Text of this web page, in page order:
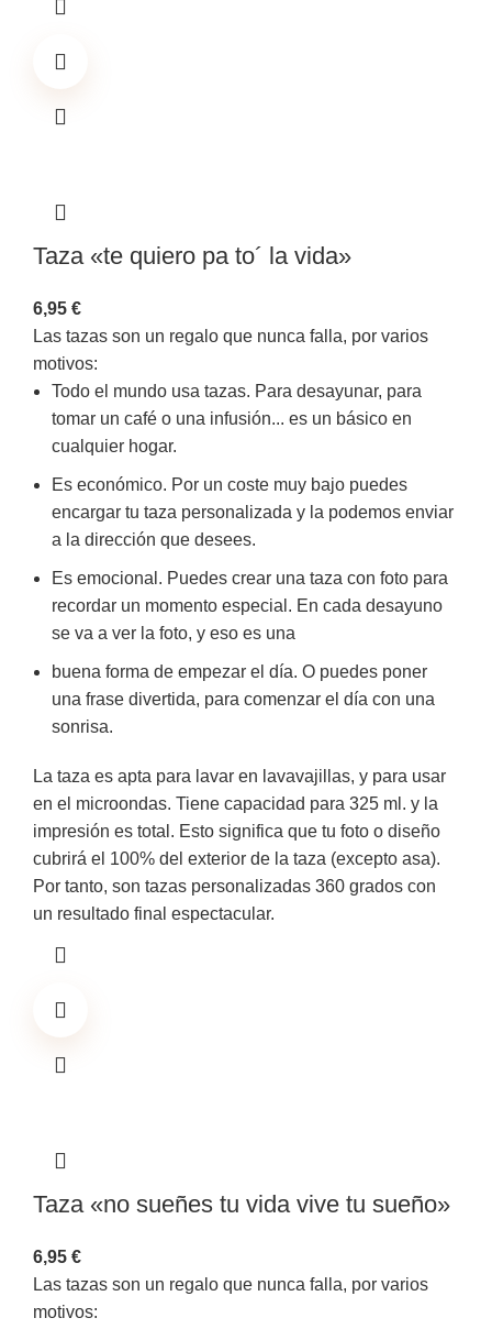
Taza «te quiero pa to´ la vida»
6,95 €
Las tazas son un regalo que nunca falla, por varios
motivos:
Todo el mundo usa tazas. Para desayunar, para
tomar un café o una infusión... es un básico en
cualquier hogar.
Es económico. Por un coste muy bajo puedes
encargar tu taza personalizada y la podemos enviar
a la dirección que desees.
Es emocional. Puedes crear una taza con foto para
recordar un momento especial. En cada desayuno
se va a ver la foto, y eso es una
buena forma de empezar el día. O puedes poner
una frase divertida, para comenzar el día con una
sonrisa.
La taza es apta para lavar en lavavajillas, y para usar
en el microondas. Tiene capacidad para 325 ml. y la
impresión es total. Esto significa que tu foto o diseño
cubrirá el 100% del exterior de la taza (excepto asa).
Por tanto, son tazas personalizadas 360 grados con
un resultado final espectacular.
Taza «no sueñes tu vida vive tu sueño»
6,95 €
Las tazas son un regalo que nunca falla, por varios
motivos: